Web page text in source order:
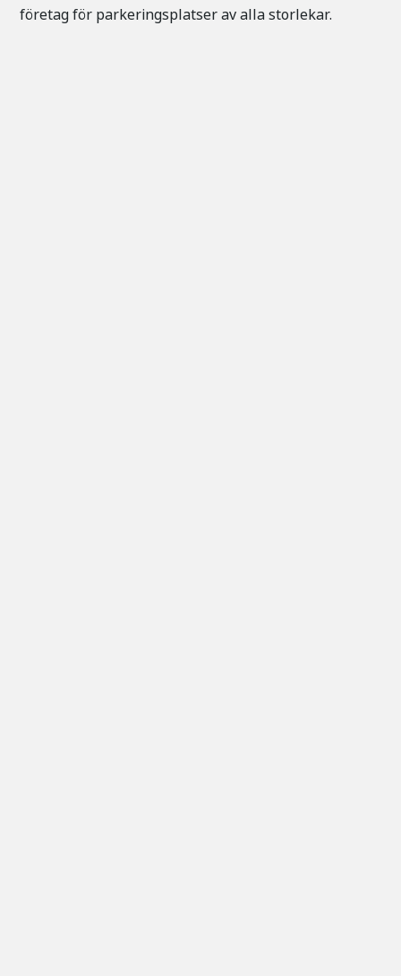
företag för parkeringsplatser av alla storlekar.